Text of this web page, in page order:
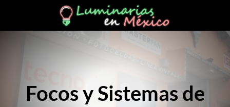
Focos y Sistemas de